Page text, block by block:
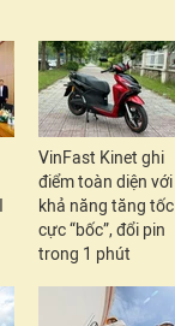
VinFast Kinet ghi
điểm toàn diện với
khả năng tăng tốc
cực “bốc”, đổi pin
trong 1 phút